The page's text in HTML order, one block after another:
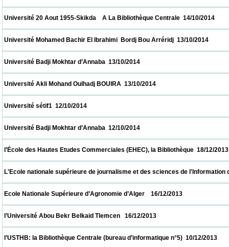
Université 20 Aout 1955-Skikda    A La Bibliothèque Centrale
Université Mohamed Bachir El Ibrahimi  Bordj Bou Arréridj  13/
Université Badji Mokhtar d’Annaba  13/10/2014
Université Akli Mohand Oulhadj BOUIRA  13/10/2014
Université sétif1  12/10/2014
Université Badji Mokhtar d’Annaba  12/10/2014
l’École des Hautes Etudes Commerciales (EHEC), la
L'Ecole nationale supérieure de journalisme et des sciences de
Ecole Nationale Supérieure d’Agronomie d’Alger    16/12/2013
l’Université Abou Bekr Belkaid Tlemcen   16/12/2013
l’USTHB: la Bibliothèque Centrale (bureau d’informatique n°5)